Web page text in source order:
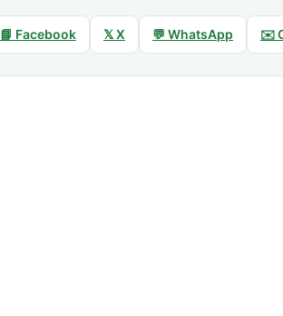
📘 Facebook 𝕏 X 💬 WhatsApp ✉️